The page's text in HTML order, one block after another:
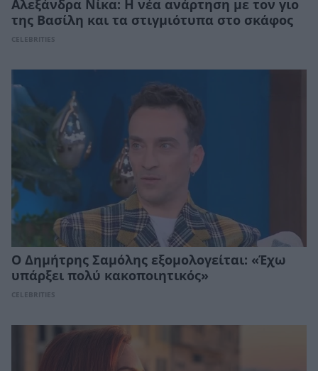
Αλεξάνδρα Νίκα: Η νέα ανάρτηση με τον γιο
της Βασίλη και τα στιγμιότυπα στο σκάφος
CELEBRITIES
Ο Δημήτρης Σαμόλης εξομολογείται: «Έχω
υπάρξει πολύ κακοποιητικός»
CELEBRITIES